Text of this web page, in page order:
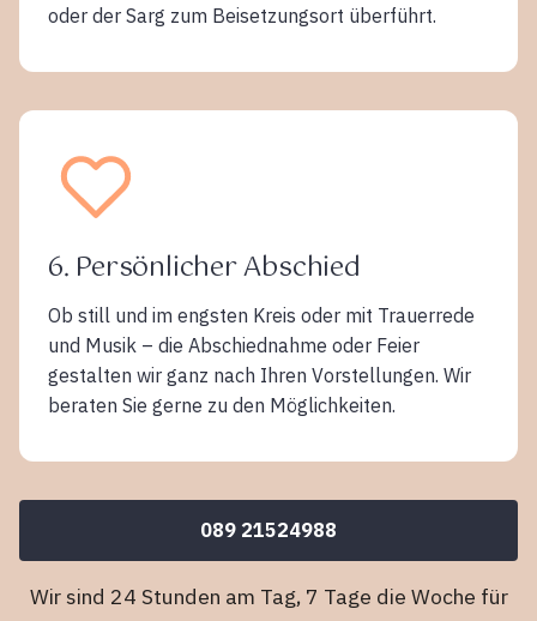
oder der Sarg zum Beisetzungsort überführt.
6. Persönlicher Abschied
Ob still und im engsten Kreis oder mit Trauerrede
und Musik – die Abschiednahme oder Feier
gestalten wir ganz nach Ihren Vorstellungen. Wir
beraten Sie gerne zu den Möglichkeiten.
089 21524988
Wir sind 24 Stunden am Tag, 7 Tage die Woche für